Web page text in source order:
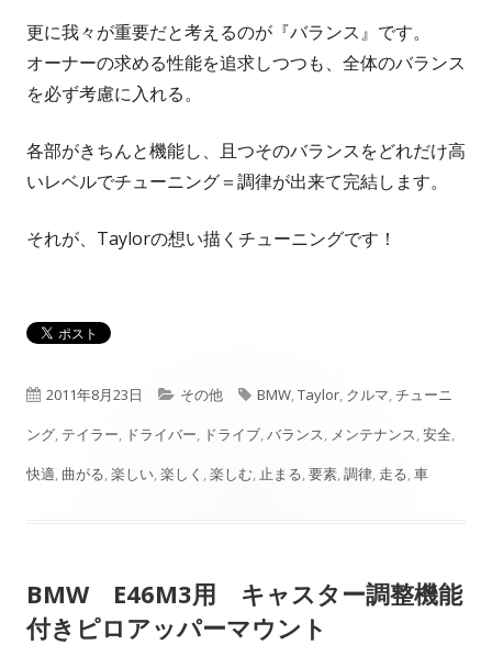
更に我々が重要だと考えるのが『バランス』です。
オーナーの求める性能を追求しつつも、全体のバランス
を必ず考慮に入れる。
各部がきちんと機能し、且つそのバランスをどれだけ高
いレベルでチューニング＝調律が出来て完結します。
それが、Taylorの想い描くチューニングです！
公
開
日
2011年8月23日
カ
テ
ゴ
その他
タ
グ
BMW,Taylor, クルマ,チューニ
ング, テイラー, ドライバー, ドライブ,バランス, メンテナンス,安全,
快適, 曲がる,楽しい,楽しく ,楽しむ, 止まる,要素,調律, 走る,車
BMW E46M3用 キャスター調整機能
付きピロアッパーマウント